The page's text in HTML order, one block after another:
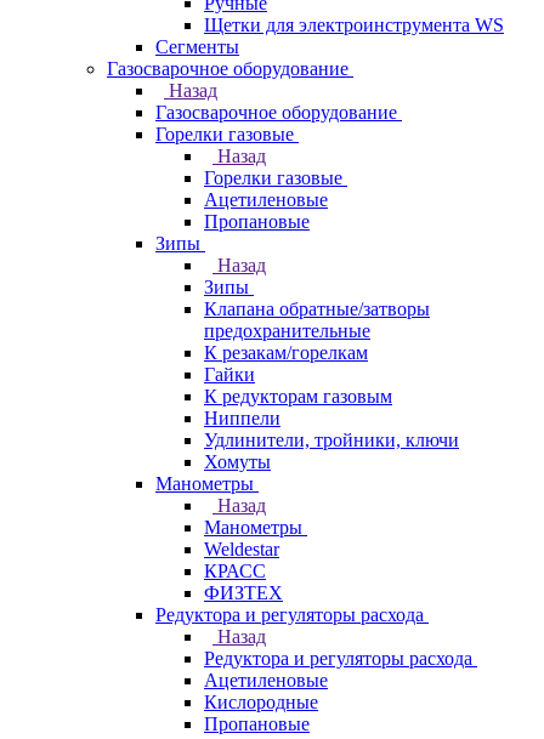
Щетки для электроинструмента WS
Сегменты
Газосварочное оборудование
Назад
Газосварочное оборудование
Горелки газовые
Назад
Горелки газовые
Ацетиленовые
Пропановые
Зипы
Назад
Зипы
Клапана обратные/затворы
предохранительные
К резакам/горелкам
Гайки
К редукторам газовым
Ниппели
Удлинители, тройники, ключи
Хомуты
Манометры
Назад
Манометры
Weldestar
КРАСС
ФИЗТЕХ
Редуктора и регуляторы расхода
Назад
Редуктора и регуляторы расхода
Ацетиленовые
Кислородные
Пропановые